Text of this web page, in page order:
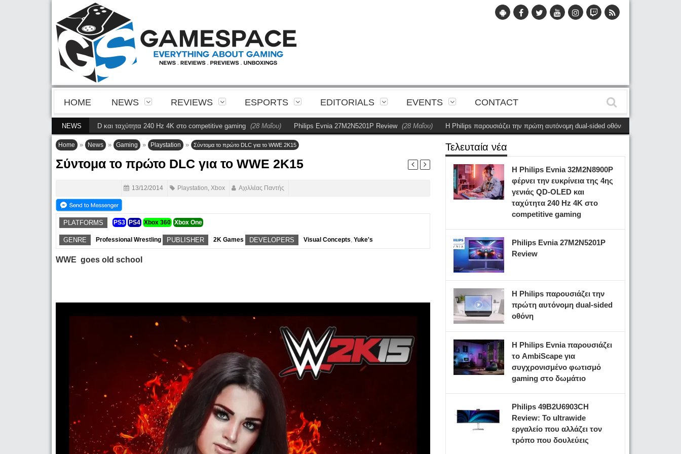
HOME NEWS REVIEWS ESPORTS EDITORIALS EVENTS CONTACT
NEWS
4ης γενιάς QD-OLED και ταχύτητα 240 Hz 4K στο competitive gaming (28 Μαΐου) Philips Evnia 27M2N5201P Review (28 Μαΐου) Η Philips παρουσιάζει την πρώτη αυτόνομη dual-sided οθόνη (28 Μαΐου)
Home » News » Gaming » Playstation » Σύντομα το πρώτο DLC για το WWE 2K15
Σύντομα το πρώτο DLC για το WWE 2K15
13/12/2014 Playstation, Xbox Αχιλλέας Παντής
PLATFORMS PS3 PS4 Xbox 360 Xbox One
GENRE Professional Wrestling PUBLISHER 2K Games DEVELOPERS Visual Concepts, Yuke's
WWE goes old school
Τελευταία νέα
Η Philips Evnia 32M2N8900P
φέρνει την ευκρίνεια της 4ης
γενιάς QD-OLED και
ταχύτητα 240 Hz 4K στο
competitive gaming
Philips Evnia 27M2N5201P
Review
Η Philips παρουσιάζει την
πρώτη αυτόνομη dual-sided
οθόνη
Η Philips Evnia παρουσιάζει
το AmbiScape για
συγχρονισμένο φωτισμό
gaming στο δωμάτιο
Philips 49B2U6903CH
Review: Το ultrawide
εργαλείο που αλλάζει τον
τρόπο που δουλεύεις